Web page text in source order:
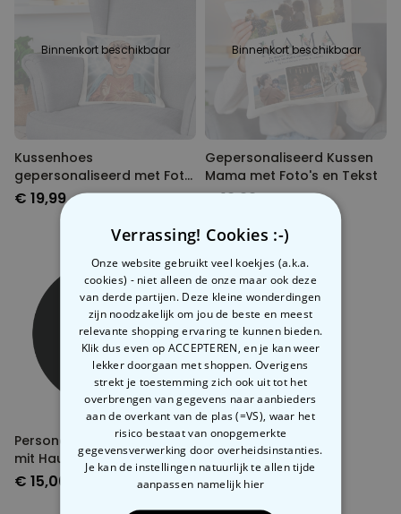
Binnenkort beschikbaar
Kussenhoes
gepersonaliseerd met Foto
en Halo
€ 19,99
Binnenkort beschikbaar
Gepersonaliseerd Kussen
Mama met Foto's en Tekst
€ 19,99
Personalisierbares Poster
mit Haustier Illustration
€ 15,00
Verrassing! Cookies :-)
Onze website gebruikt veel koekjes (a.k.a.
cookies) - niet alleen de onze maar ook deze
van derde partijen. Deze kleine wonderdingen
zijn noodzakelijk om jou de beste en meest
relevante shopping ervaring te kunnen bieden.
Klik dus even op ACCEPTEREN, en je kan weer
lekker doorgaan met shoppen. Overigens
strekt je toestemming zich ook uit tot het
overbrengen van gegevens naar aanbieders
aan de overkant van de plas (=VS), waar het
risico bestaat van onopgemerkte
gegevensverwerking door overheidsinstanties.
Je kan de instellingen natuurlijk te allen tijde
aanpassen namelijk hier